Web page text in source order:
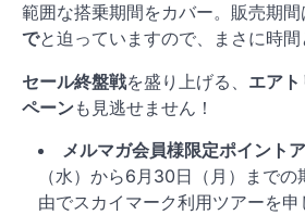
範囲な搭乗期間をカバー。販売期間
でと迫っていますので、まさに時間
セール終盤戦を盛り上げる、 エア
ペーンも見逃せません！
メルマガ会員様限定ポイント
（水）から6月30日（月）まで
由でスカイマーク利用ツアーを